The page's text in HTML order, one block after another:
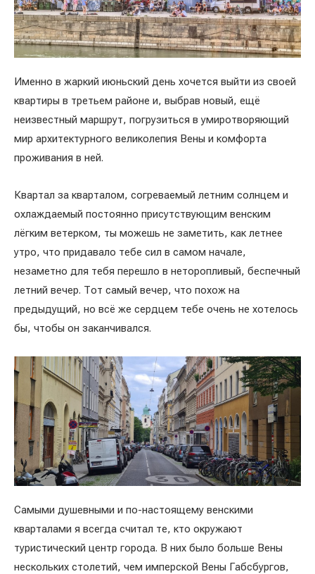
Именно в жаркий июньский день хочется выйти из своей
квартиры в третьем районе и, выбрав новый, ещё
неизвестный маршрут, погрузиться в умиротворяющий
мир архитектурного великолепия Вены и комфорта
проживания в ней.
Квартал за кварталом, согреваемый летним солнцем и
охлаждаемый постоянно присутствующим венским
лёгким ветерком, ты можешь не заметить, как летнее
утро, что придавало тебе сил в самом начале,
незаметно для тебя перешло в неторопливый, беспечный
летний вечер. Тот самый вечер, что похож на
предыдущий, но всё же сердцем тебе очень не хотелось
бы, чтобы он заканчивался.
Самыми душевными и по-настоящему венскими
кварталами я всегда считал те, кто окружают
туристический центр города. В них было больше Вены
нескольких столетий, чем имперской Вены Габсбургов,